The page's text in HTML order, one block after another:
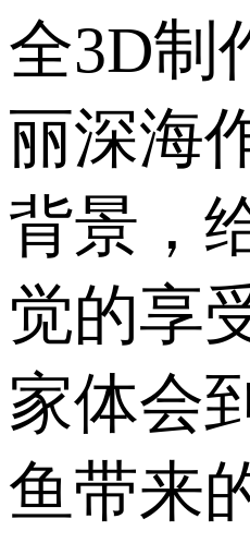
全3D制
丽深海
背景，
觉的享
家体会
鱼带来